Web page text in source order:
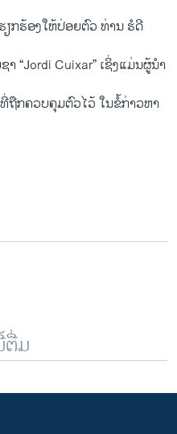
ຽກຮ້ອງໃຫ້ປ່ອຍຕົວ ທ່ານ ຮໍດີ
“Jordi Cuixar” ເຊິ່ງແມ່ນຜູ້ນຳ
ຖືກຄວບຄຸມຕົວໄວ້ ໃນຂໍ້ກ່າວຫາ
ຕື່ມ